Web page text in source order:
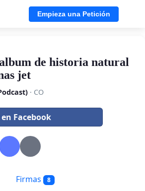
Empieza una Petición
de historia natural
jet
· CO
Facebook
Firmas 8